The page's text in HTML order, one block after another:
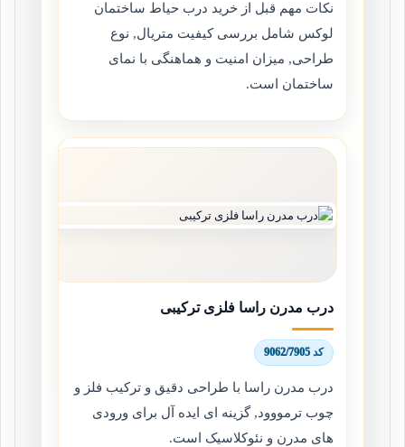
نکات مهم قبل از خرید درب حیاط ساختمان
لوکس شامل بررسی کیفیت متریال, نوع
طراحی, میزان امنیت و هماهنگی با نمای
ساختمان است.
درب مدرن راسا فلزی ترکیبی
کد 9062/7905
درب مدرن راسا با طراحی دقیق و ترکیب فلز و
چوب ترمووود, گزینه ای ایده آل برای ورودی
های مدرن و نئوکلاسیک است.